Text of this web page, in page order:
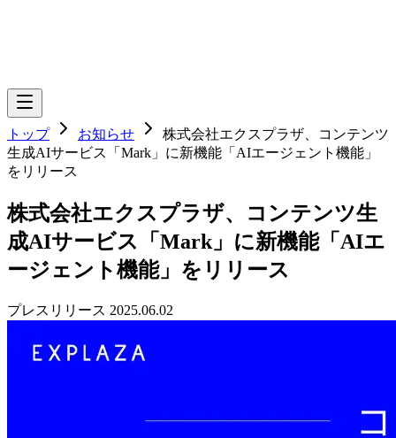
トップ お知らせ
株式会社エクスプラザ、コンテンツ
生成AIサービス「Mark」に新機能「AIエージェント機能」
をリリース
株式会社エクスプラザ、コンテンツ生
成AIサービス「Mark」に新機能「AIエ
ージェント機能」をリリース
プレスリリース 2025.06.02